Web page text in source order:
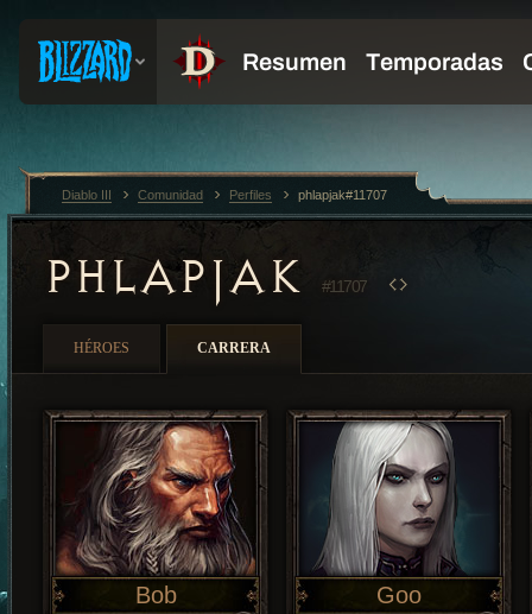
PHLAPJAK #11707
HÉROES CARRERA
Bob Goo
Diablo III Comunidad Perfiles phlapjak#11707